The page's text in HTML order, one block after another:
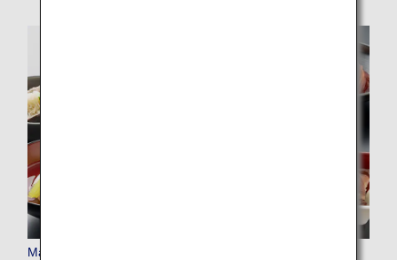
Mahlzeiten und Getränke in der First Class